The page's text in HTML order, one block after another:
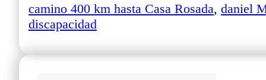
camino 400 km hasta Casa Rosada, daniel
discapacidad